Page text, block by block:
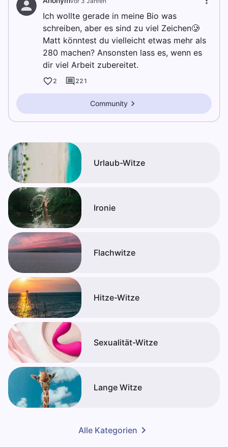
Ich wollte gerade in meine Bio was
schreiben, aber es sind zu viel Zeichen🥲
Matt könntest du vielleicht etwas mehr als
280 machen? Ansonsten lass es, wenn es
dir viel Arbeit zubereitet.
2 221
Community
Urlaub-Witze
Ironie
Flachwitze
Hitze-Witze
Sexualität-Witze
Lange Witze
Alle Kategorien